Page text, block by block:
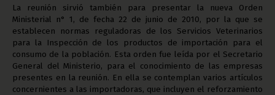
La reunión sirvió también para presentar la nueva Orden
Ministerial n° 1, de fecha 22 de junio de 2010, por la que se
establecen normas reguladoras de los Servicios Veterinarios
para la Inspección de los productos de importación para el
consumo de la población. Esta orden fue leída por el Secretario
General del Ministerio, para el conocimiento de las empresas
presentes en la reunión. En ella se contemplan varios artículos
concernientes a las importadoras, que incluyen el reforzamiento